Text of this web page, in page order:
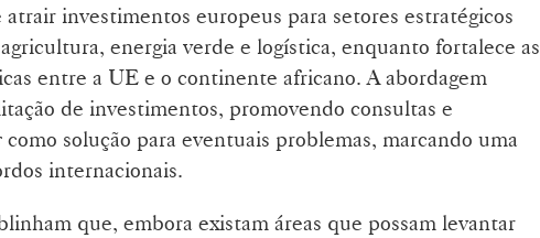
investimentos europeus para setores estratégicos
energia verde e logística, enquanto fortalece as
entre a UE e o continente africano. A abordagem
de investimentos, promovendo consultas e
como solução para eventuais problemas, marcando uma
internacionais.
que, embora existam áreas que possam levantar